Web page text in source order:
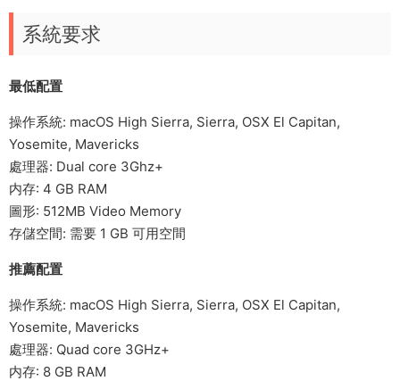
系統要求
最低配置
操作系統: macOS High Sierra, Sierra, OSX El Capitan,
Yosemite, Mavericks
處理器: Dual core 3Ghz+
内存: 4 GB RAM
圖形: 512MB Video Memory
存儲空間: 需要 1 GB 可用空間
推薦配置
操作系統: macOS High Sierra, Sierra, OSX El Capitan,
Yosemite, Mavericks
處理器: Quad core 3GHz+
内存: 8 GB RAM